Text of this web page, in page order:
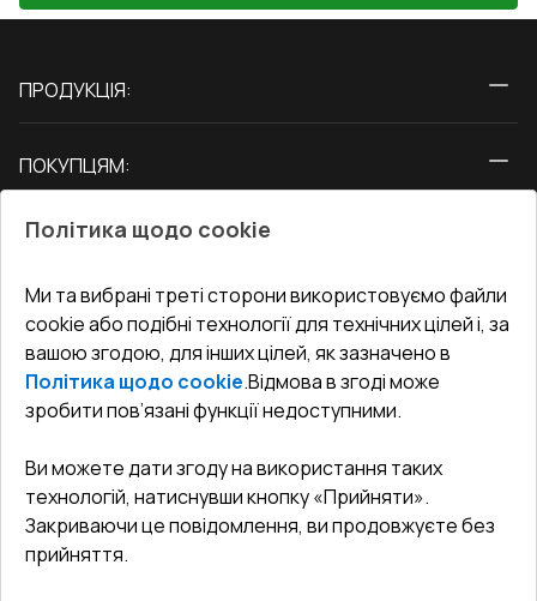
ПРОДУКЦІЯ:
Двері
ПОКУПЦЯМ:
Блог
Адреса гіпермаркета
Як правильно заміряти вікна
СЕРВІС ТА ОБЛУГОВУВАННЯ:
Доставка і Оплата
Гарантія та Сервіс
Повернення товару
Договір публічної оферти
КОНТАКТИ
Офіс:Україна, м. Вінниця, вул. Келецька 60 кв. 61
undefined(undefined)
Політика щодо cookie
Ми та вибрані треті сторони використовуємо файли
cookie або подібні технології для технічних цілей і, за
вашою згодою, для інших цілей, як зазначено в
Політика щодо cookie.Відмова в згоді може
зробити пов’язані функції недоступними.
Ви можете дати згоду на використання таких
технологій, натиснувши кнопку «Прийняти».
Закриваючи це повідомлення, ви продовжуєте без
прийняття.